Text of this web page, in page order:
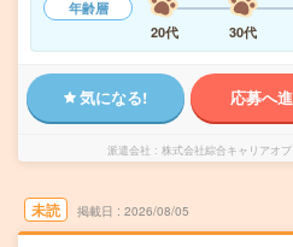
年齢層
20代
30代
気になる! 応募へ
派遣会社 株式会社綜合キャリアオ
未読 掲載日 2026/08/05